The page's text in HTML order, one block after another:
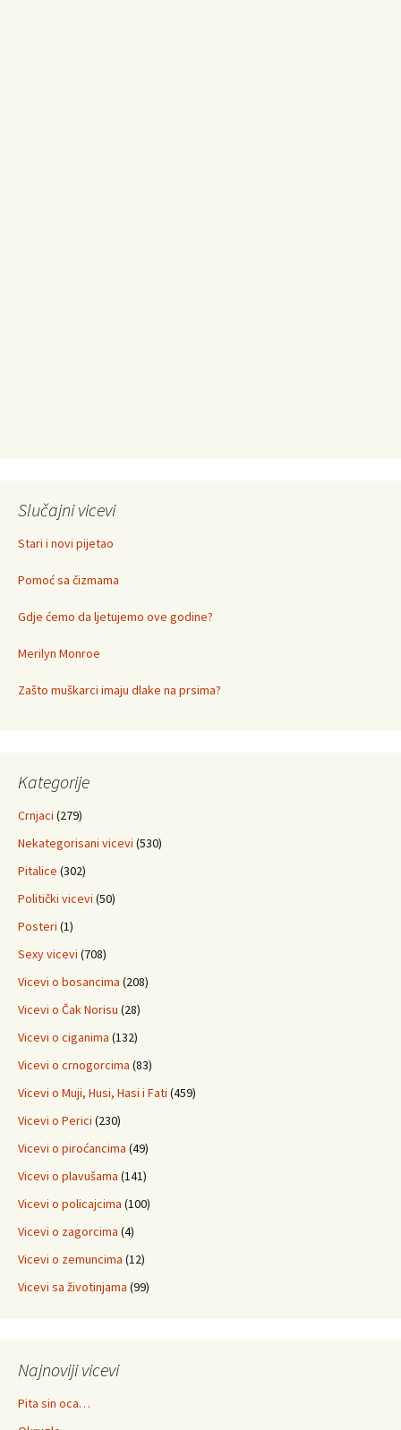
Slučajni vicevi
Stari i novi pijetao
Pomoć sa čizmama
Gdje ćemo da ljetujemo ove godine?
Merilyn Monroe
Zašto muškarci imaju dlake na prsima?
Kategorije
Crnjaci (279)
Nekategorisani vicevi (530)
Pitalice (302)
Politički vicevi (50)
Posteri (1)
Sexy vicevi (708)
Vicevi o bosancima (208)
Vicevi o Čak Norisu (28)
Vicevi o ciganima (132)
Vicevi o crnogorcima (83)
Vicevi o Muji, Husi, Hasi i Fati (459)
Vicevi o Perici (230)
Vicevi o piroćancima (49)
Vicevi o plavušama (141)
Vicevi o policajcima (100)
Vicevi o zagorcima (4)
Vicevi o zemuncima (12)
Vicevi sa životinjama (99)
Najnoviji vicevi
Pita sin oca…